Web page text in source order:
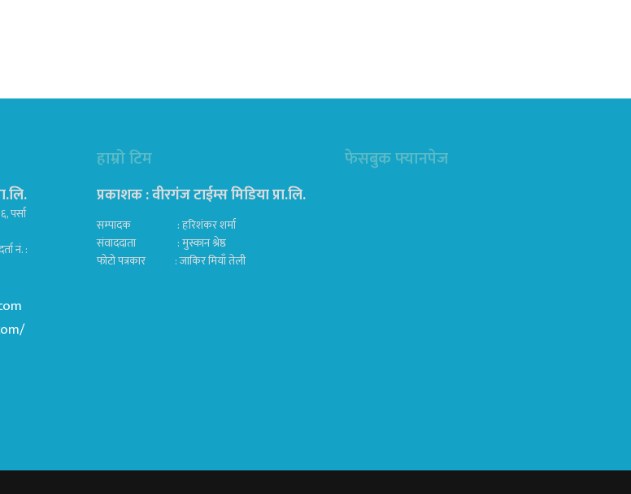
पर्सा
नं. :
हाम्रो टिम
प्रकाशक : वीरगंज टाईम्स मिडिया प्रा‍.लि.
सम्पादक : हरिशंकर शर्मा
संवाददाता : मुस्कान श्रेष्ठ
फोटो पत्रकार : जाकिर मियाँ तेली
फेसबुक फ्यानपेज